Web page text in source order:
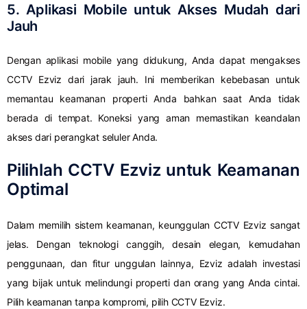
5. Aplikasi Mobile untuk Akses Mudah dari
Jauh
Dengan aplikasi mobile yang didukung, Anda dapat mengakses
CCTV Ezviz dari jarak jauh. Ini memberikan kebebasan untuk
memantau keamanan properti Anda bahkan saat Anda tidak
berada di tempat. Koneksi yang aman memastikan keandalan
akses dari perangkat seluler Anda.
Pilihlah CCTV Ezviz untuk Keamanan
Optimal
Dalam memilih sistem keamanan, keunggulan CCTV Ezviz sangat
jelas. Dengan teknologi canggih, desain elegan, kemudahan
penggunaan, dan fitur unggulan lainnya, Ezviz adalah investasi
yang bijak untuk melindungi properti dan orang yang Anda cintai.
Pilih keamanan tanpa kompromi, pilih CCTV Ezviz.